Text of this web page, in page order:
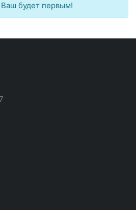
будет первым!